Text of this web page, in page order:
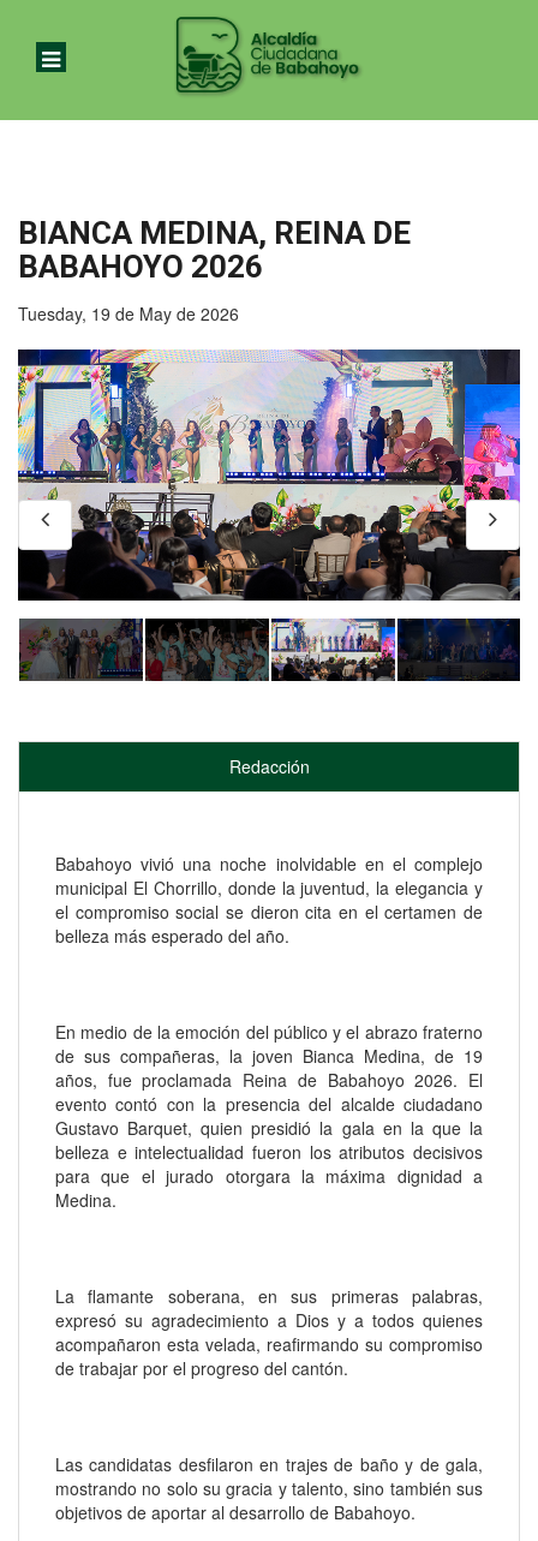
BIANCA MEDINA, REINA DE
BABAHOYO 2026
Tuesday, 19 de May de 2026
Redacción
Babahoyo vivió una noche inolvidable en el complejo
municipal El Chorrillo, donde la juventud, la elegancia y
el compromiso social se dieron cita en el certamen de
belleza más esperado del año.
En medio de la emoción del público y el abrazo fraterno
de sus compañeras, la joven Bianca Medina, de 19
años, fue proclamada Reina de Babahoyo 2026. El
evento contó con la presencia del alcalde ciudadano
Gustavo Barquet, quien presidió la gala en la que la
belleza e intelectualidad fueron los atributos decisivos
para que el jurado otorgara la máxima dignidad a
Medina.
La flamante soberana, en sus primeras palabras,
expresó su agradecimiento a Dios y a todos quienes
acompañaron esta velada, reafirmando su compromiso
de trabajar por el progreso del cantón.
Las candidatas desfilaron en trajes de baño y de gala,
mostrando no solo su gracia y talento, sino también sus
objetivos de aportar al desarrollo de Babahoyo.